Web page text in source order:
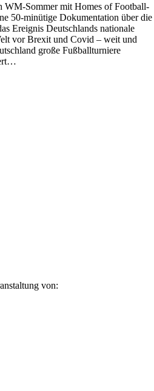
WM-Sommer mit Homes of Football-
50-minütige Dokumentation über die
Ereignis Deutschlands nationale
vor Brexit und Covid – weit und
große Fußballturniere
von: